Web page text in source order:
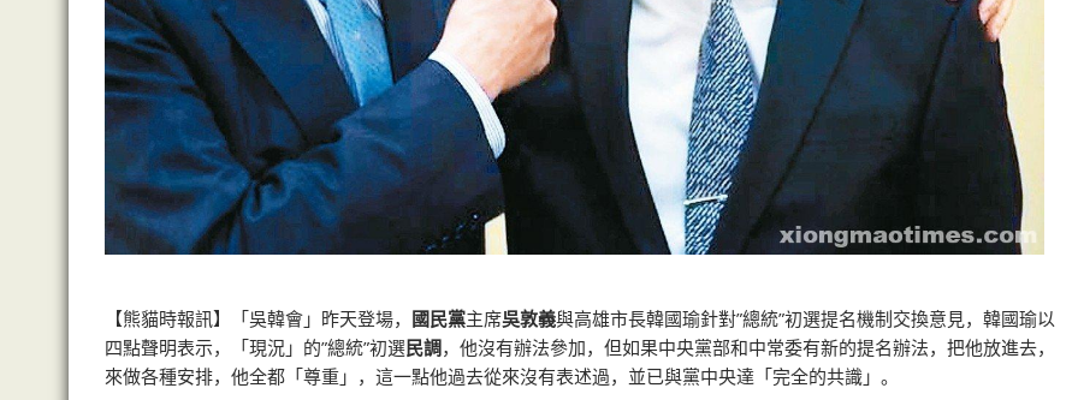
【熊貓時報訊】「吳韓會」昨天登場， 國民黨主席吳敦義與高雄市長韓國瑜針對”總統”初選提名機制交換意見，韓國瑜以
四點聲明表示，「現況」的”總統”初選民調，他沒有辦法參加，但如果中央黨部和中常委有新的提名辦法，把他放進去，
來做各種安排，他全都「尊重」，這一點他過去從來沒有表述過，並已與黨中央達「完全的共識」。